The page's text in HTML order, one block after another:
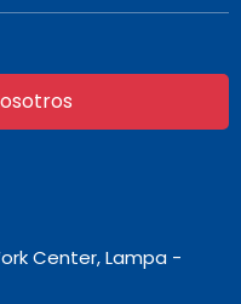
Center, Lampa -